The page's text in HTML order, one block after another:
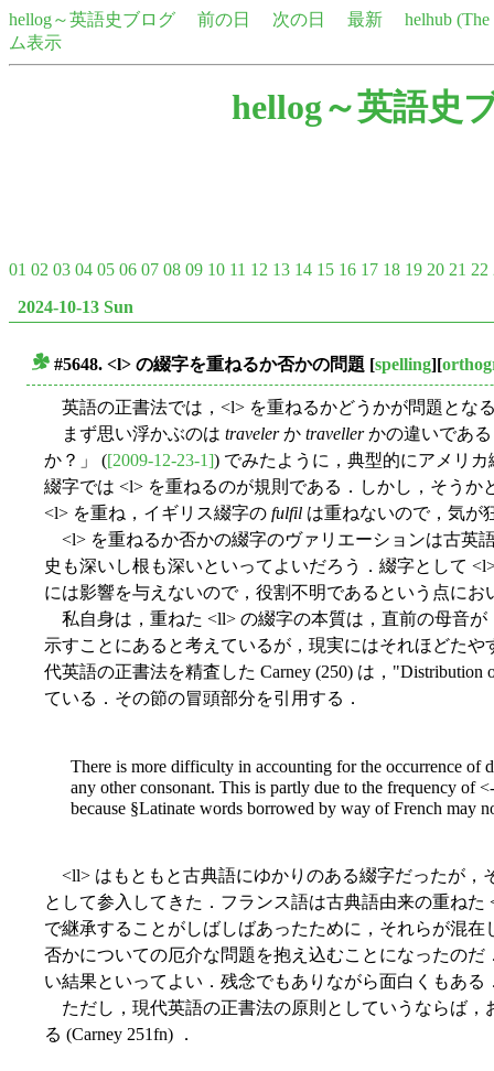
hellog～英語史ブログ 前の日 次の日 最新
helhub
ム表示
hellog～英語史
01 02 03 04 05 06 07 08 09 10 11 12 13 14 15 16 17 18 19 20 21 22
2024-10-13 Sun
#5648. <l> の綴字を重ねるか否かの問題 [spelling][
英語の正書法では，<l> を重ねるかどうかが問題とな
まず思い浮かぶのは travelerか travellerかの違いである
か？」 ([2009-12-23-1]) でみたように，典型的にアメリ
綴字では <l> を重ねるのが規則である．しかし，そう
<l> を重ね，イギリス綴字の fulfil は重ねないので，気が
<l> を重ねるか否かの綴字のヴァリエーションは古英
史も深いし根も深いといってよいだろう．綴字として
には影響を与えないので，役割不明であるという点にお
私自身は，重ねた <ll> の綴字の本質は，直前の母音
示すことにあると考えているが，現実にはそれほどた
代英語の正書法を精査した Carney (250) は，
ている．その節の冒頭部分を引用する．
There is more difficulty in accounting for the occurrence of
any other consonant. This is partly due to the frequency of
because §Latinate words borrowed by way of French may
<ll> はもともと古典語にゆかりのある綴字だったが，
として参入してきた．フランス語は古典語由来の重ね
で継承することがしばしばあったために，それらが混
否かについての厄介な問題を抱え込むことになったの
い結果といってよい．残念でもありながら面白くもある
ただし，現代英語の正書法の原則としていうならば，
る (Carney 251fn) ．